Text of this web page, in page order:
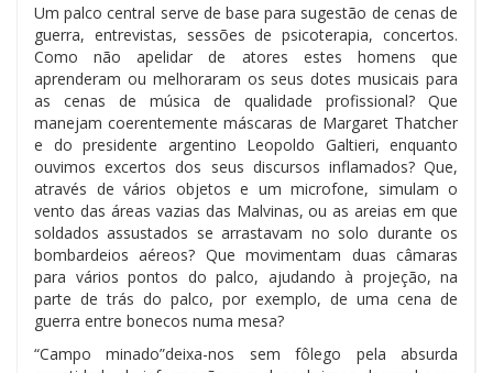
Um palco central serve de base para sugestão de cenas de
guerra, entrevistas, sessões de psicoterapia, concertos.
Como não apelidar de atores estes homens que
aprenderam ou melhoraram os seus dotes musicais para
as cenas de música de qualidade profissional? Que
manejam coerentemente máscaras de Margaret Thatcher
e do presidente argentino Leopoldo Galtieri, enquanto
ouvimos excertos dos seus discursos inflamados? Que,
através de vários objetos e um microfone, simulam o
vento das áreas vazias das Malvinas, ou as areias em que
soldados assustados se arrastavam no solo durante os
bombardeios aéreos? Que movimentam duas câmaras
para vários pontos do palco, ajudando à projeção, na
parte de trás do palco, por exemplo, de uma cena de
guerra entre bonecos numa mesa?
“Campo minado”deixa-nos sem fôlego pela absurda